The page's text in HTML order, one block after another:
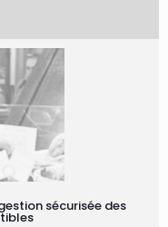
sécurisée des